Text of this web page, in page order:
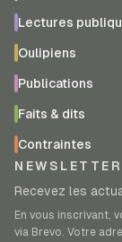
Lectures
Oulipiens
Publications
Faits & dits
Contraintes
NEWSLETTER
Recevez les
En vous inscrivant,
via Brevo. Votre